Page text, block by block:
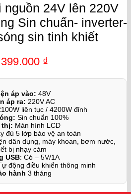
nguồn 24V lên 220V
Sin chuẩn- inverter-
sin tinh khiết
₫
áp vào: 48V
áp ra: 220V AC
liên tục / 4200W đỉnh
Sin chuẩn 100%
thị: Màn hình LCD
đủ 5 lớp bảo vệ an toàn
dân dụng, máy khoan, bơm nước,
bị nhạy cảm
USB: Có – 5V/1A
động điều khiển thông minh
hành 3 tháng